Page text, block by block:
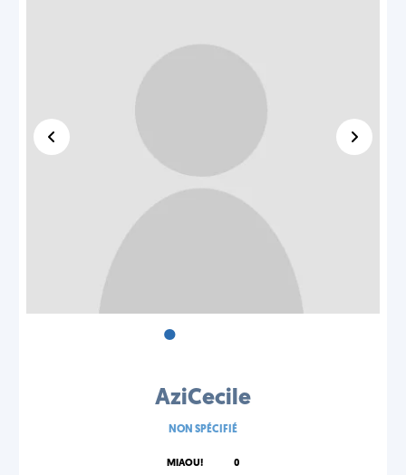
•
AziCecile
NON SPÉCIFIÉ
MIAOU! 0